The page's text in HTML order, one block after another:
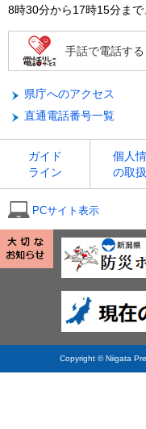
8時30分から17時15分ま
手話で電話する
県庁へのアクセス
直通電話番号一覧
ガイド
ライン
個人
の取
PCサイト表示
Copyright © Niigata